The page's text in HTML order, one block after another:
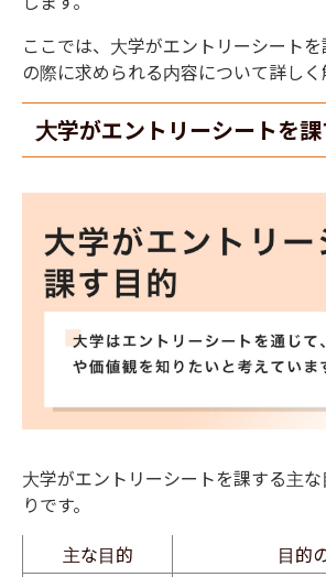
ここでは、大学がエントリーシート
の際に求められる内容について詳しく
大学がエントリーシートを
大学がエントリーシートを課する主
りです。
主な目的
目的